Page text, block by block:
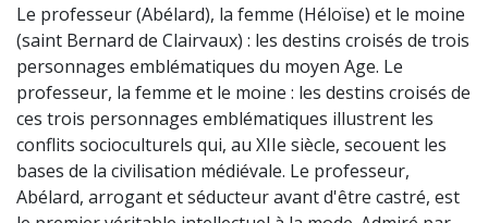
Le professeur (Abélard), la femme (Héloïse) et le moine
(saint Bernard de Clairvaux) : les destins croisés de trois
personnages emblématiques du moyen Age. Le
professeur, la femme et le moine : les destins croisés de
ces trois personnages emblématiques illustrent les
conflits socioculturels qui, au XIIe siècle, secouent les
bases de la civilisation médiévale. Le professeur,
Abélard, arrogant et séducteur avant d'être castré, est